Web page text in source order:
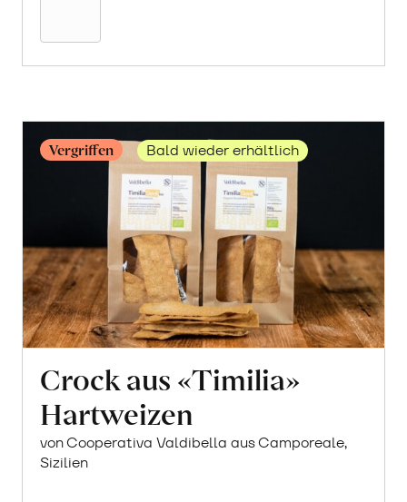
Vergriffen Bald wieder erhältlich
Crock aus «Timilia»
Hartweizen
von Cooperativa Valdibella aus Camporeale,
Sizilien